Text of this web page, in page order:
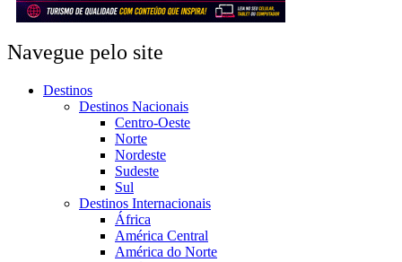
Navegue pelo site
Destinos
Destinos Nacionais
Centro-Oeste
Norte
Nordeste
Sudeste
Sul
Destinos Internacionais
África
América Central
América do Norte